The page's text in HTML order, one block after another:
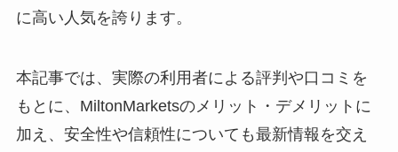
に高い人気を誇ります。
本記事では、実際の利用者による評判や口コミを
もとに、MiltonMarketsのメリット・デメリットに
加え、安全性や信頼性についても最新情報を交え